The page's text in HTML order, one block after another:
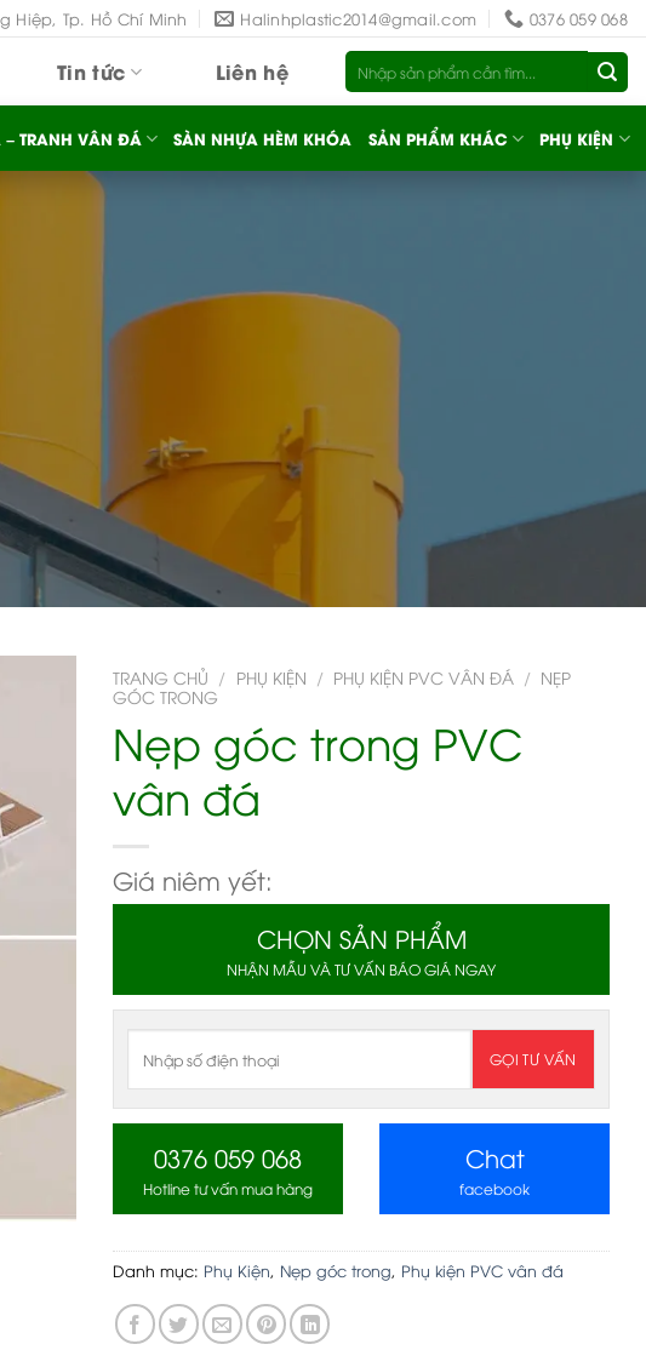
Hiệp, Tp. Hồ Chí Minh Halinhplastic2014@gmail.com 0376 059 068
Tin tức Liên hệ
Tìm
kiếm:
TRANH VÂN ĐÁ SÀN NHỰA HÈM KHÓA SẢN PHẨM KHÁC PHỤ KIỆN
TRANG CHỦ / PHỤ KIỆN / PHỤ KIỆN PVC VÂN ĐÁ / NẸP
GÓC TRONG
Nẹp góc trong PVC
vân đá
Giá niêm yết:
CHỌN SẢN PHẨM
NHẬN MẪU VÀ TƯ VẤN BÁO GIÁ NGAY
0376 059 068
Hotline tư vấn mua hàng
Chat
facebook
Danh mục: Phụ Kiện, Nẹp góc trong, Phụ kiện PVC vân đá